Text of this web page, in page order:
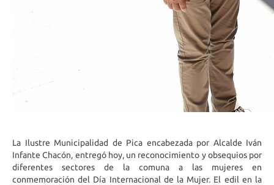
La Ilustre Municipalidad de Pica encabezada por Alcalde Iván
Infante Chacón, entregó hoy, un reconocimiento y obsequios por
diferentes sectores de la comuna a las mujeres en
conmemoración del Día Internacional de la Mujer. El edil en la